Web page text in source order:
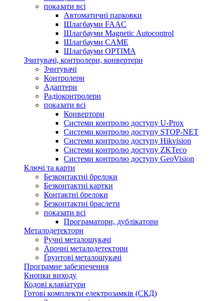
показати всі
Автоматичні парковки
Шлагбауми FAAC
Шлагбауми Magnetic Autocontrol
Шлагбауми CAME
Шлагбауми OPTIMA
Зчитувачі, контролери, конвертери
Зчитувачі
Контролери
Адаптери
Радіоконтролери
показати всі
Конвертори
Системи контролю доступу U-Prox
Системи контролю доступу STOP-NET
Системи контролю доступу Hikvision
Системи контролю доступу ZKTeco
Системи контролю доступу GeoVision
Ключі та карти
Безконтактні брелоки
Безконтактні картки
Контактні брелоки
Безконтактні браслети
показати всі
Програматори, дублікатори
Металодетектори
Ручні металошукачі
Арочні металодетектори
Ґрунтові металошукачі
Програмне забезпечення
Кнопки виходу
Кодові клавіатури
Готові комплекти електрозамків (СКД)